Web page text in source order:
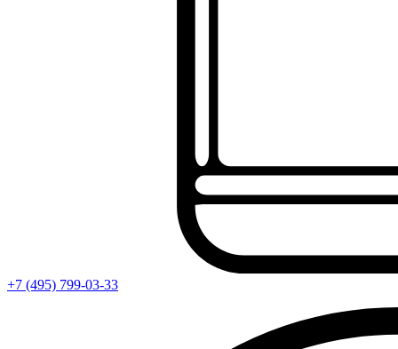
+7 (495) 799-03-33